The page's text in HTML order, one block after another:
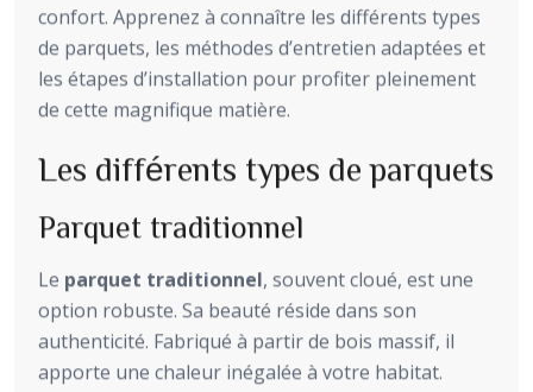
confort. Apprenez à connaître les différents types
de parquets, les méthodes d’entretien adaptées et
les étapes d’installation pour profiter pleinement
de cette magnifique matière.
Les différents types de parquets
Parquet traditionnel
Le parquet traditionnel, souvent cloué, est une
option robuste. Sa beauté réside dans son
authenticité. Fabriqué à partir de bois massif, il
apporte une chaleur inégalée à votre habitat.